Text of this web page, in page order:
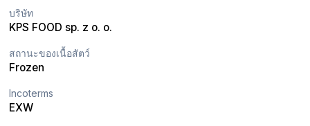
บริษัท
KPS FOOD sp. z o. o.
สถานะของเนื้อสัตว์
Frozen
Incoterms
EXW